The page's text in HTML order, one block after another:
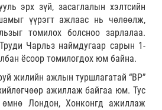
эрх зүй, засаглалын хэлтсийн
үүрэгт ажлаас нь чөлөөлж,
томилох болсноо зарлалаа.
Чарльз наймдугаар сарын 1-
ёсоор томилогдох юм байна.
жилийн ажлын туршлагатай “BP”
ажиллаж байгаа юм. Тус
Лондон, Хонконгд ажиллаж